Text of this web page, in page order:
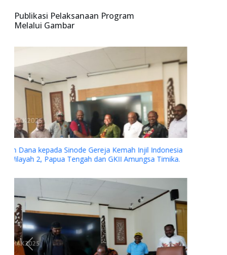
Publikasi Pelaksanaan Program
Melalui Gambar
Kerjasama YPMAK dan RS Jantung Harapan Kita Jakarta
Previous